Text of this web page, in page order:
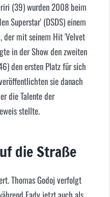
(39) wurden 2008 beim
Superstar' (DSDS) einem
der mit seinem Hit 'Velvet
in der Show den zweiten
den ersten Platz für sich
sie danach
die Talente der
stellte.
die Straße
Thomas Godoj verfolgt